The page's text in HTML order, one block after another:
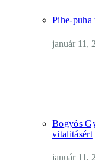
Pihe-
január 11,
Bogyós
vitalitásért
január 11,